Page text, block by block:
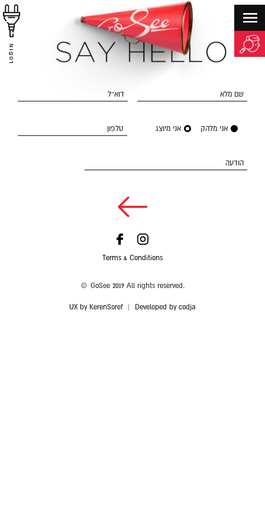
LOGIN
שם מלא דוא״ל
אני מלהק אני מיוצג טלפון
הודעה
Terms & Conditions
© GoSee 2019 All rights reserved.
UX by KerenSoref Developed by codja